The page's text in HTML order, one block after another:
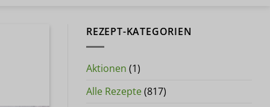
REZEPT-KATEGORIEN
Aktionen (1)
Alle Rezepte(817)